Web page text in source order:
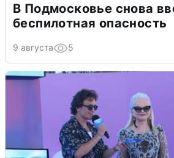
В Подмосковье снова
беспилотная опасность
9 августа 5